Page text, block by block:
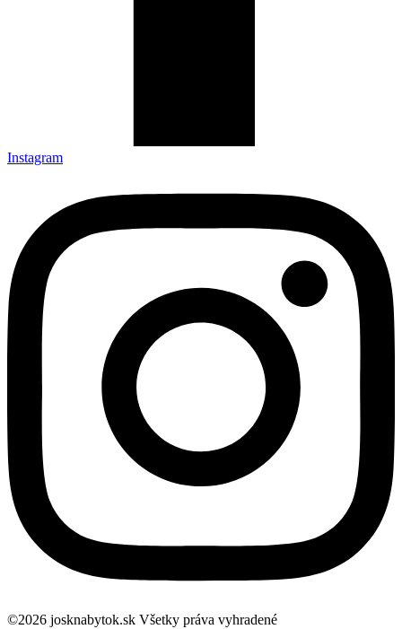
Instagram
©2026 josknabytok.sk Všetky práva vyhradené